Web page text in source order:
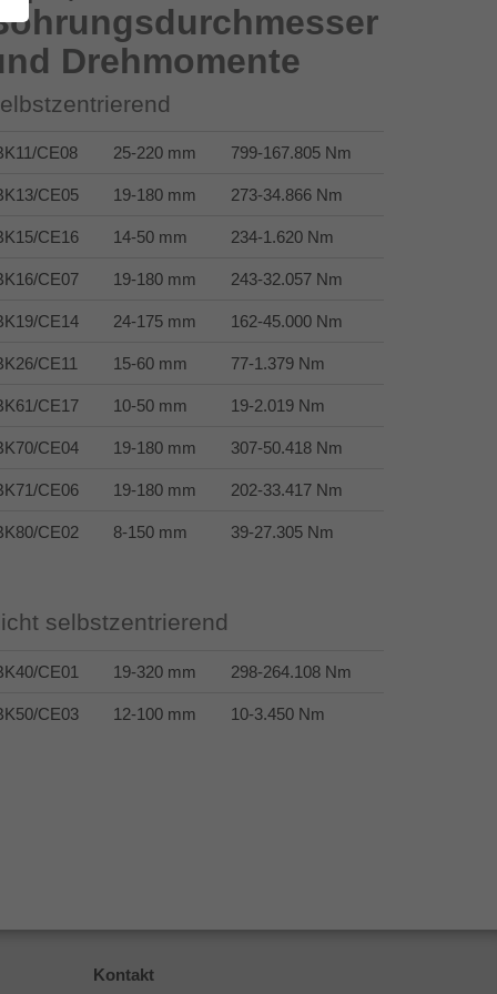
Drehmomente
CE08 25-220 mm 799-167.805 Nm
CE05 19-180 mm 273-34.866 Nm
CE16 14-50 mm 234-1.620 Nm
CE07 19-180 mm 243-32.057 Nm
CE14 24-175 mm 162-45.000 Nm
CE11 15-60 mm 77-1.379 Nm
CE17 10-50 mm 19-2.019 Nm
CE04 19-180 mm 307-50.418 Nm
CE06 19-180 mm 202-33.417 Nm
CE02 8-150 mm 39-27.305 Nm
selbstzentrierend
CE01 19-320 mm 298-264.108 Nm
CE03 12-100 mm 10-3.450 Nm
Kontakt